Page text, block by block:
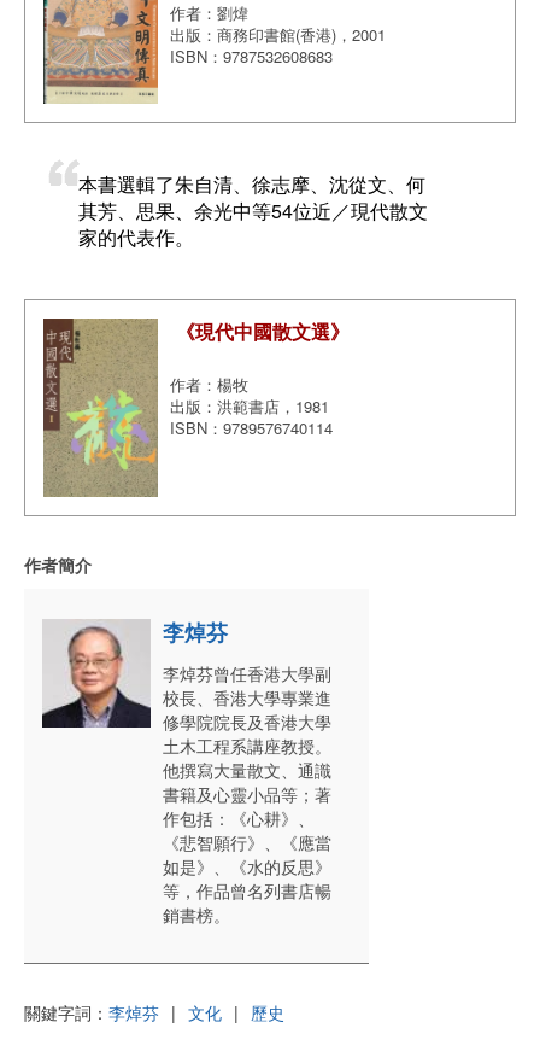
作者：劉煒
出版：商務印書館(香港)，2001
ISBN：9787532608683
本書選輯了朱自清、徐志摩、沈從文、何
其芳、思果、余光中等54位近／現代散文
家的代表作。
《現代中國散文選》
作者：楊牧
出版：洪範書店，1981
ISBN：9789576740114
作者簡介
李焯芬
李焯芬曾任香港大學副
校長、香港大學專業進
修學院院長及香港大學
土木工程系講座教授。
他撰寫大量散文、通識
書籍及心靈小品等；著
作包括：《心耕》、
《悲智願行》、《應當
如是》、《水的反思》
等，作品曾名列書店暢
銷書榜。
關鍵字詞： 李焯芬 | 文化 | 歷史